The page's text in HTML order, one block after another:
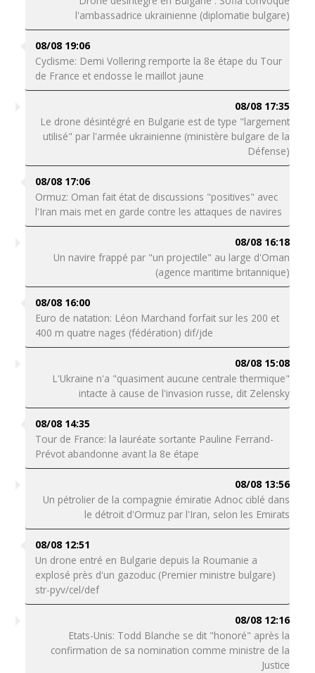
l'ambassadrice ukrainienne (diplomatie bulgare)
08/08 19:06
Cyclisme: Demi Vollering remporte la 8e étape du Tour
de France et endosse le maillot jaune
08/08 17:35
Le drone désintégré en Bulgarie est de type "largement
utilisé" par l'armée ukrainienne (ministère bulgare de la
Défense)
08/08 17:06
Ormuz: Oman fait état de discussions "positives" avec
l'Iran mais met en garde contre les attaques de navires
08/08 16:18
Un navire frappé par "un projectile" au large d'Oman
(agence maritime britannique)
08/08 16:00
Euro de natation: Léon Marchand forfait sur les 200 et
400 m quatre nages (fédération) dif/jde
08/08 15:08
L'Ukraine n'a "quasiment aucune centrale thermique"
intacte à cause de l'invasion russe, dit Zelensky
08/08 14:35
Tour de France: la lauréate sortante Pauline Ferrand-
Prévot abandonne avant la 8e étape
08/08 13:56
Un pétrolier de la compagnie émiratie Adnoc ciblé dans
le détroit d'Ormuz par l'Iran, selon les Emirats
08/08 12:51
Un drone entré en Bulgarie depuis la Roumanie a
explosé près d'un gazoduc (Premier ministre bulgare)
str-pyv/cel/def
08/08 12:16
Etats-Unis: Todd Blanche se dit "honoré" après la
confirmation de sa nomination comme ministre de la
Justice